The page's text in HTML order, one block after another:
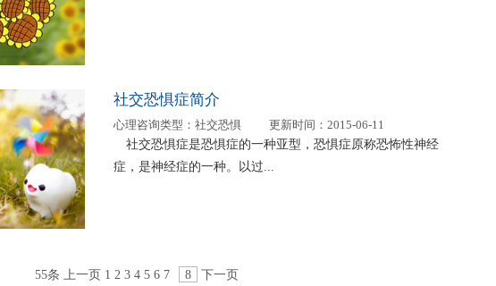
社交恐惧症简介
心理咨询类型：社交恐惧 更新时间： 2015-06-11
社交恐惧症是恐惧症的一种亚型，恐惧症原称恐怖性神经
症，是神经症的一种。以过...
55条 上一页 1 2 3 4 5 6 7 8 下一页